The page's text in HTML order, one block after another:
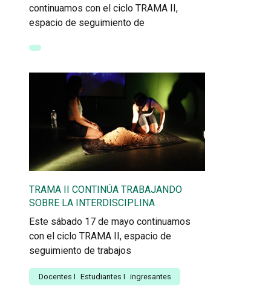
continuamos con el ciclo TRAMA II,
espacio de seguimiento de
TRAMA II CONTINÚA TRABAJANDO
SOBRE LA INTERDISCIPLINA
Este sábado 17 de mayo continuamos
con el ciclo TRAMA II, espacio de
seguimiento de trabajos
Docentes I Estudiantes I ingresantes